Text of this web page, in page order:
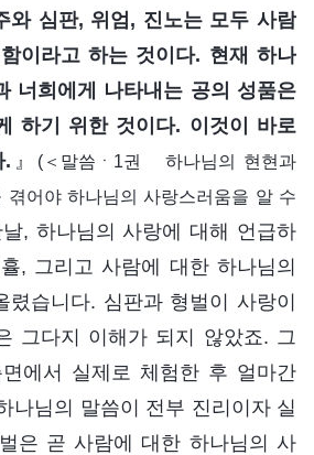
와 심판, 위엄, 진노는 모두 사람
이라고 하는 것이다. 현재 하나
너희에게 나타내는 공의 성품은
하기 위한 것이다. 이것이 바로
. 』
(＜말씀ㆍ1권 하나님의 현현과
겪어야 하나님의 사랑스러움을 알 수
, 하나님의 사랑에 대해 언급하
, 그리고 사람에 대한 하나님의
렸습니다. 심판과 형벌이 사랑이
그다지 이해가 되지 않았죠. 그
에서 실제로 체험한 후 얼마간
나님의 말씀이 전부 진리이자 실
은 곧 사람에 대한 하나님의 사